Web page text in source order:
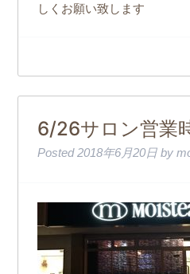
しくお願い致します
6/26サロン営業
Posted2018年6月20日 by